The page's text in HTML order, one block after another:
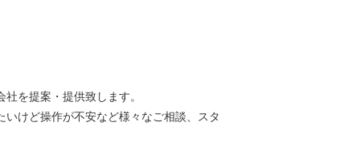
を提案・提供致します。
けど操作が不安など様々なご相談、スタ